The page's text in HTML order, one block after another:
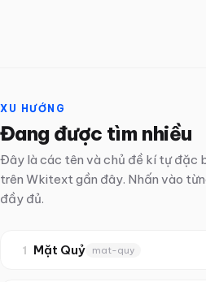
XU HƯỚNG
Đang được tìm nhiều
Đây là các tên và chủ đề kí tự đặc
trên Wkitext gần đây. Nhấn vào
đầy đủ.
1 Mặt Quỷ mat-quy